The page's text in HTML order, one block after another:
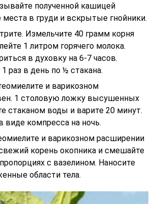
полученной кашицей
в груди и вскрытые гнойники.
Измельчите 40 грамм корня
1 литром горячего молока.
в духовку на 6-7 часов.
раз в день по ½ стакана.
и варикозном
1 столовую ложку высушенных
стаканом воды и варите 20 минут.
виде компресса на ночь.
и варикозном расширении
корень окопника и смешайте
с вазелином. Наносите
области тела.